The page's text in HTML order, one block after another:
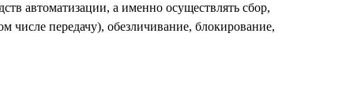
автоматизации, а именно осуществлять сбор,
числе передачу), обезличивание, блокирование,